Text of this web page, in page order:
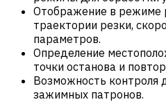
Отображение в режиме
траектории резки,
параметров.
Определение
точки останова и
Возможность контроля
зажимных патронов.